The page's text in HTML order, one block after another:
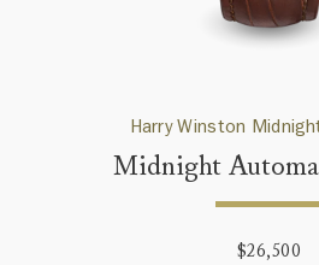
Harry Winston
Midnight
$26,500